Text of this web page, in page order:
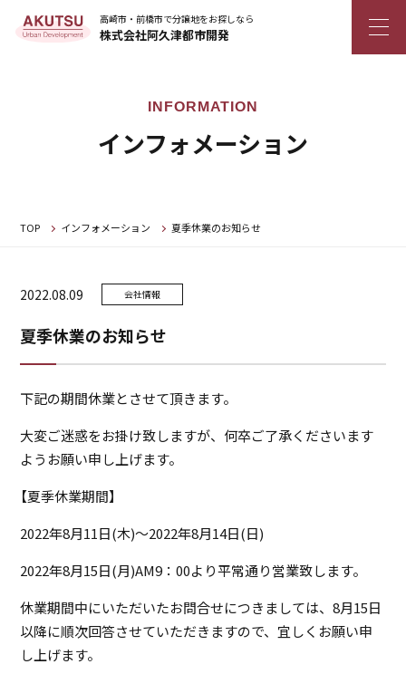
高崎市・前橋市で分譲地をお探しなら
株式会社阿久津都市開発
インフォメーション
TOP インフォメーション 夏季休業のお知らせ
2022.08.09 会社情報
夏季休業のお知らせ
下記の期間休業とさせて頂きます。
大変ご迷惑をお掛け致しますが、何卒ご了承くださいます
ようお願い申し上げます。
【夏季休業期間】
2022年8月11日(木)～2022年8月14日(日)
2022年8月15日(月)AM9：00より平常通り営業致します。
休業期間中にいただいたお問合せにつきましては、8月15日
以降に順次回答させていただきますので、宜しくお願い申
し上げます。